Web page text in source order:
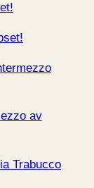
av
Trabucco